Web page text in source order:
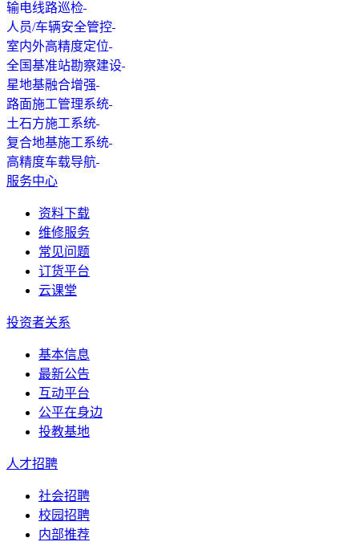
输电线路巡检
人员/车辆安全管控
室内外高精度定位
全国基准站勘察建设
星地基融合增强
路面施工管理系统
土石方施工系统
复合地基施工系统
高精度车载导航
服务中心
资料下载
维修服务
常见问题
订货平台
云课堂
投资者关系
基本信息
最新公告
互动平台
公平在身边
投教基地
人才招聘
社会招聘
校园招聘
内部推荐